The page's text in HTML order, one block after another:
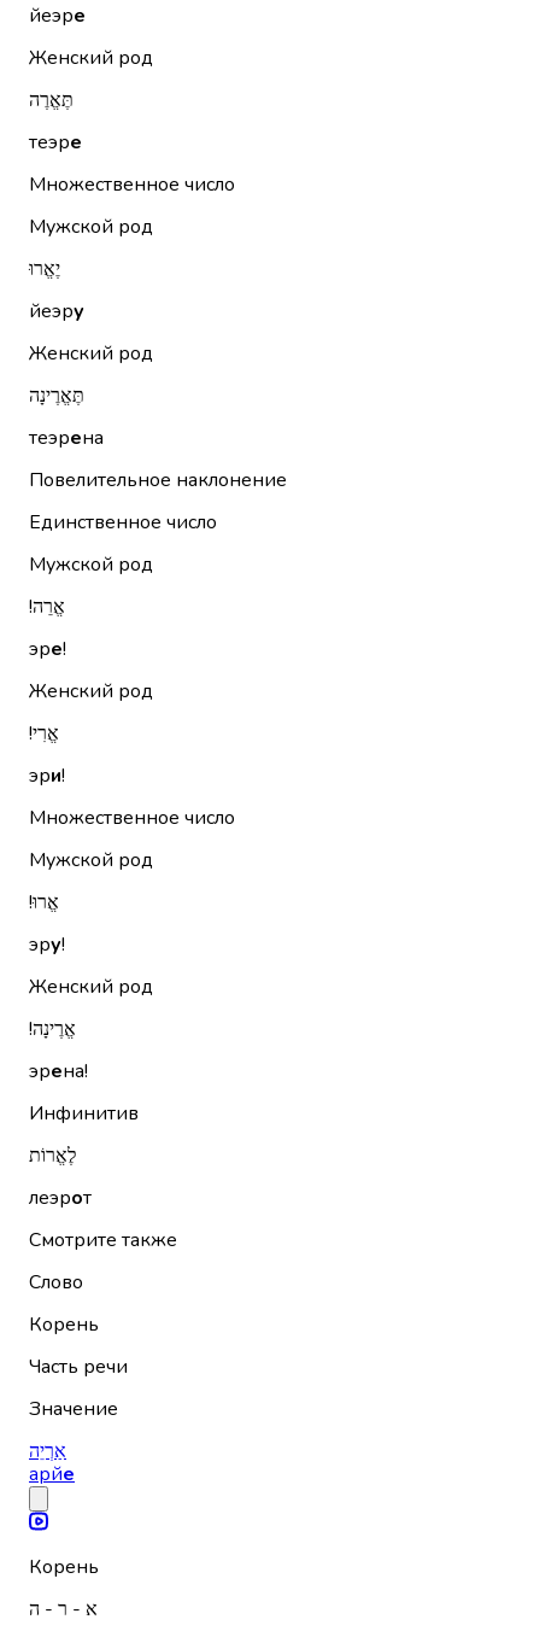
йеэре
Женский род
תֶּאֱרֶה
теэре
Множественное число
Мужской род
יֶאֱרוּ
йеэру
Женский род
תֶּאֱרֶינָה
теэрена
Повелительное наклонение
Единственное число
Мужской род
אֱרֵה!‏
эре!
Женский род
אֱרִי!‏
эри!
Множественное число
Мужской род
אֱרוּ!‏
эру!
Женский род
אֱרֶינָה!‏
эрена!
Инфинитив
לֶאֱרוֹת
леэрот
Смотрите также
Слово
Корень
Часть речи
Значение
אַרְיֵה
арйе
Корень
א - ר - ה